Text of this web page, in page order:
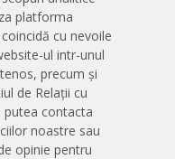
platforma
cu nevoile
ul intr-unul
precum și
de Relații cu
putea contacta
noastre sau
opinie pentru